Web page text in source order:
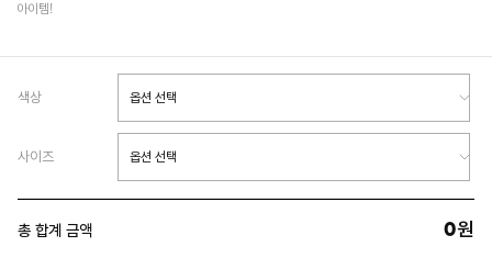
아이템!
색상
사이즈
총 합계 금액 0원